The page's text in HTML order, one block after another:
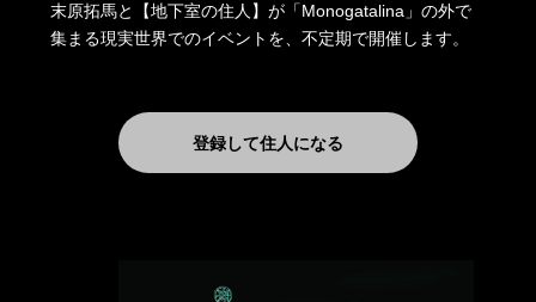
末原拓馬と【地下室の住人】が「Monogatalina」の外で
集まる現実世界でのイベントを、不定期で開催します。
登録して住人になる